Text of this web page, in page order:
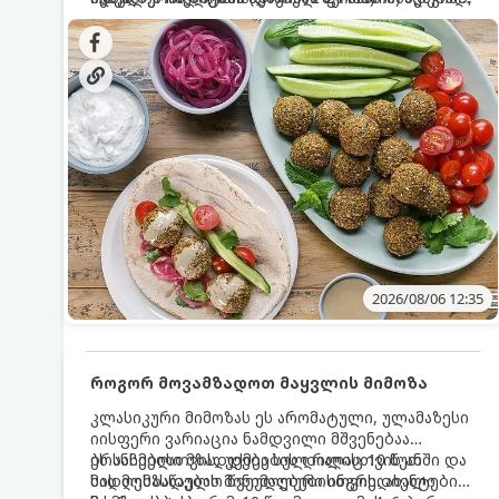
სალათებთან ერთად ან ტახინის (სესამის)
სოუსთან მირთმევისთვის.
იდეალურად შეინარჩუნოს და არ დაიშალოს.
დრო: 10–15 წუთი ულუფა: 20–24 ცალი ბურთულა
(4–6 პორცია)
2026/08/06 12:35
როგორ მოვამზადოთ მაყვლის მიმოზა
კლასიკური მიმოზას ეს არომატული, ულამაზესი
იისფერი ვარიაცია ნამდვილი მშვენებაა
ბრანჩებისთვის, უქმეების დილისთვის ან
სადღესასწაულო წვეულებებისთვის. ახალი
ეს სასმელი მზადდება სულ რაღაც 10 წუთში და
მის მომზადებას მინიმალური ინგრედიენტები